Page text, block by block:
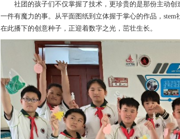
社团的孩子们不仅掌握了技术，更珍贵的是那份主动
一件有魔力的事。从平面图纸到立体握于掌心的作品，
在此播下的创意种子，正迎着数字之光，茁壮生长。